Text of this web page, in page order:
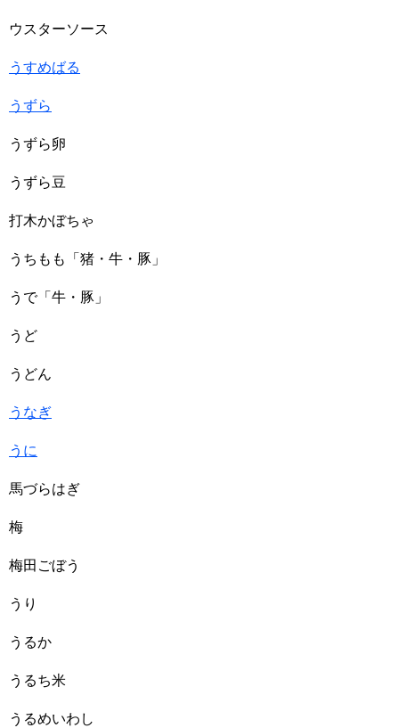
ウスターソース
うすめばる
うずら
うずら卵
うずら豆
打木かぼちゃ
うちもも「猪・牛・豚」
うで「牛・豚」
うど
うどん
うなぎ
うに
馬づらはぎ
梅
梅田ごぼう
うり
うるか
うるち米
うるめいわし